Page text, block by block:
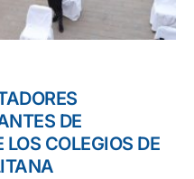
DE
COLEGIOS DE